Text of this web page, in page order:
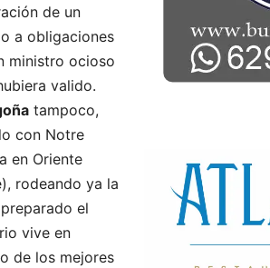
de un
a obligaciones
ministro ocioso
valido.
tampoco,
con Notre
en Oriente
rodeando ya la
el
vive en
de los mejores